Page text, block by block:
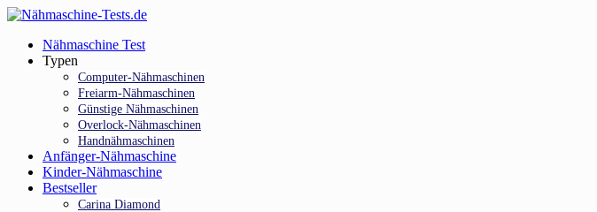
Skip
main
content
Menu
Nähmaschine Test
Typen
Computer-Nähmaschinen
Freiarm-Nähmaschinen
Günstige Nähmaschinen
Overlock-Nähmaschinen
Handnähmaschinen
Anfänger-Nähmaschine
Kinder-Nähmaschine
Bestseller
Carina Diamond